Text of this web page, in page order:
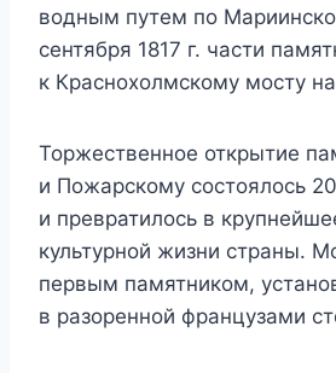
водным путем по
сентября 1817 г. части
к Краснохолмскому мосту
Торжественное открытие
и Пожарскому состоялось
и превратилось в
культурной жизни страны.
первым памятником,
в разоренной французами